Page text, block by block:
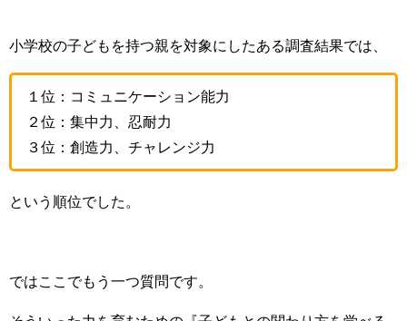
小学校の子どもを持つ親を対象にしたある調査結果では、
１位：コミュニケーション能力
２位：集中力、忍耐力
３位：創造力、チャレンジ力
という順位でした。
ではここでもう一つ質問です。